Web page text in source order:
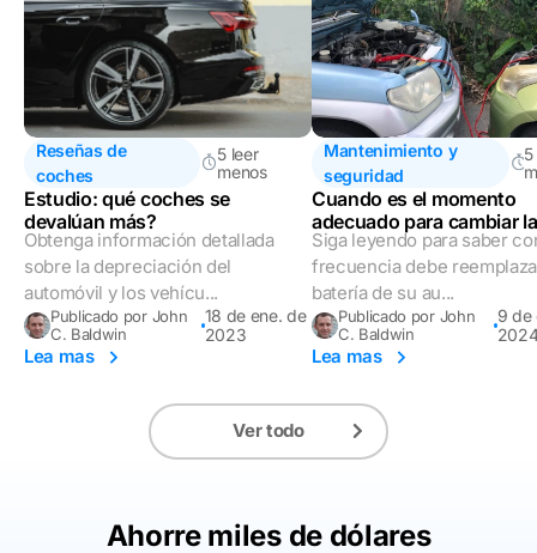
Reseñas de
coches
5 leer
menos
Estudio: qué coches se
devalúan más?
Obtenga información detallada
sobre la depreciación del
automóvil y los vehícu...
Publicado por John
C. Baldwin
18 de ene. de
2023
Lea mas
Mantenimiento y
seguridad
5
Cuando es el momento
adecuado para cambiar la
batería de un auto
Siga leyendo para saber
frecuencia debe
batería de su au...
Publicado por John
C. Baldwin
9 de
Lea mas
Ver todo
Ahorre miles de dólares